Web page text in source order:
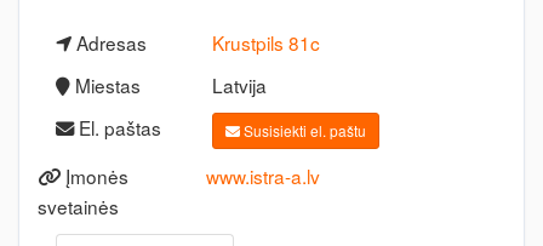
Adresas
Krustpils 81c
Miestas
Latvija
El. paštas
Susisiekti el. paštu
Įmonės
svetainės
www.istra-a.lv